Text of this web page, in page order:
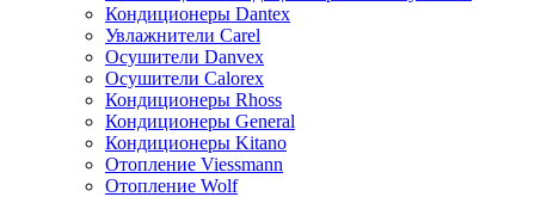
Кондиционеры Dantex
Увлажнители Carel
Осушители Danvex
Осушители Calorex
Кондиционеры Rhoss
Кондиционеры General
Кондиционеры Kitano
Отопление Viessmann
Отопление Wolf